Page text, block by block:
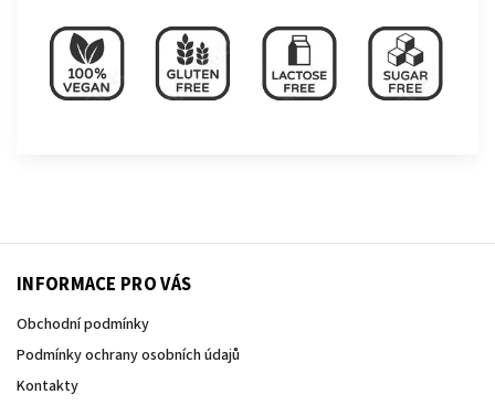
INFORMACE PRO VÁS
Obchodní podmínky
Podmínky ochrany osobních údajů
Kontakty